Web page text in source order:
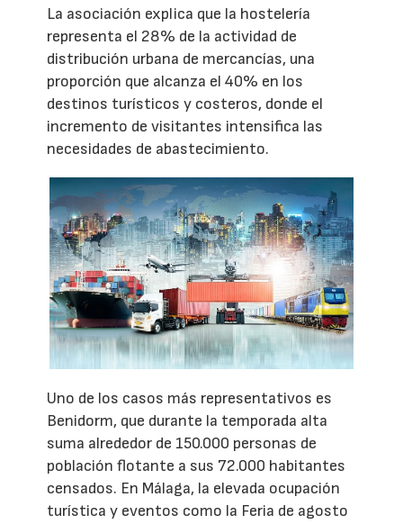
La asociación explica que la hostelería
representa el 28% de la actividad de
distribución urbana de mercancías, una
proporción que alcanza el 40% en los
destinos turísticos y costeros, donde el
incremento de visitantes intensifica las
necesidades de abastecimiento.
Uno de los casos más representativos es
Benidorm, que durante la temporada alta
suma alrededor de 150.000 personas de
población flotante a sus 72.000 habitantes
censados. En Málaga, la elevada ocupación
turística y eventos como la Feria de agosto